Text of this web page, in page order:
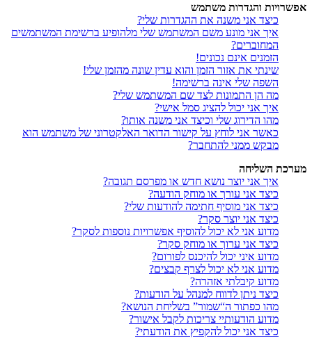
אפשרויות והגדרות משתמש
כיצד אני משנה את ההגדרות שלי?
איך אני מונע משם המשתמש שלי מלהופיע ברשימת המשתמשים
המחוברים?
הזמנים אינם נכונים!
שינתי את אזור הזמן והוא עדין שונה מהזמן שלי!
השפה שלי אינה ברשימה!
מה הן התמונות לצד שם המשתמש שלי?
איך אני יכול להציג סמל אישי?
מהו הדירוג שלי וכיצד אני משנה אותו?
כאשר אני לוחץ על קישור הדואר האלקטרוני של משתמש הוא
מבקש ממני להתחבר?
מערכת השליחה
איך אני יוצר נושא חדש או מפרסם תגובה?
כיצד אני עורך או מוחק הודעה?
כיצד אני מוסיף חתימה להודעות שלי?
כיצד אני יוצר סקר?
מדוע אני לא יכול להוסיף אפשרויות נוספות לסקר?
כיצד אני ערוך או מוחק סקר?
מדוע איני יכול להיכנס לפורום?
מדוע אני לא יכול לצרף קבצים?
מדוע קיבלתי אזהרה?
כיצד ניתן לדווח למנהל על הודעות?
מהו כפתור ה“שמור” בשליחת הנושא?
מדוע הודעותיי צריכות לקבל אישור?
כיצד אני יכול להקפיץ את הודעתי?